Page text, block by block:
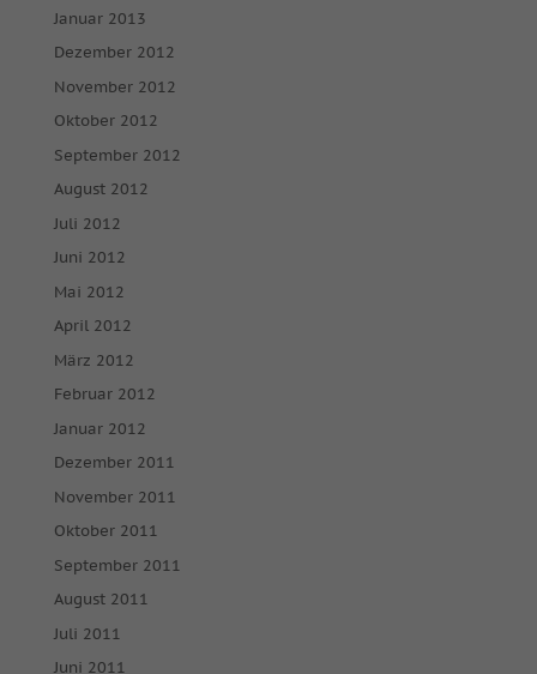
Januar 2013
Dezember 2012
November 2012
Oktober 2012
September 2012
August 2012
Juli 2012
Juni 2012
Mai 2012
April 2012
März 2012
Februar 2012
Januar 2012
Dezember 2011
November 2011
Oktober 2011
September 2011
August 2011
Juli 2011
Juni 2011